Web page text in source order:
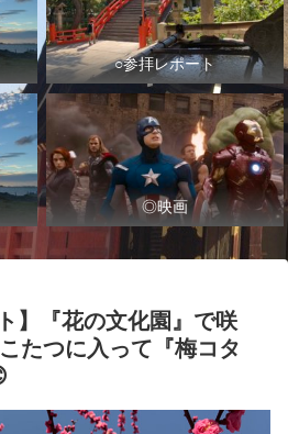
○参拝レポート
◎映画
】『花の文化園』で咲
たつに入って『梅コタ